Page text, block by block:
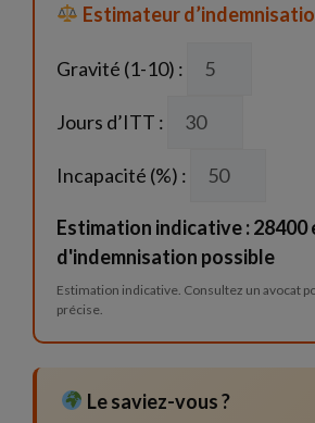
Estimateur
Gravité (1-10) :
Jours d’ITT :
Incapacité (%) :
Estimation indicative : 28400
d'indemnisation possible
Estimation indicative. Consultez un avocat
précise.
Le saviez-vous ?